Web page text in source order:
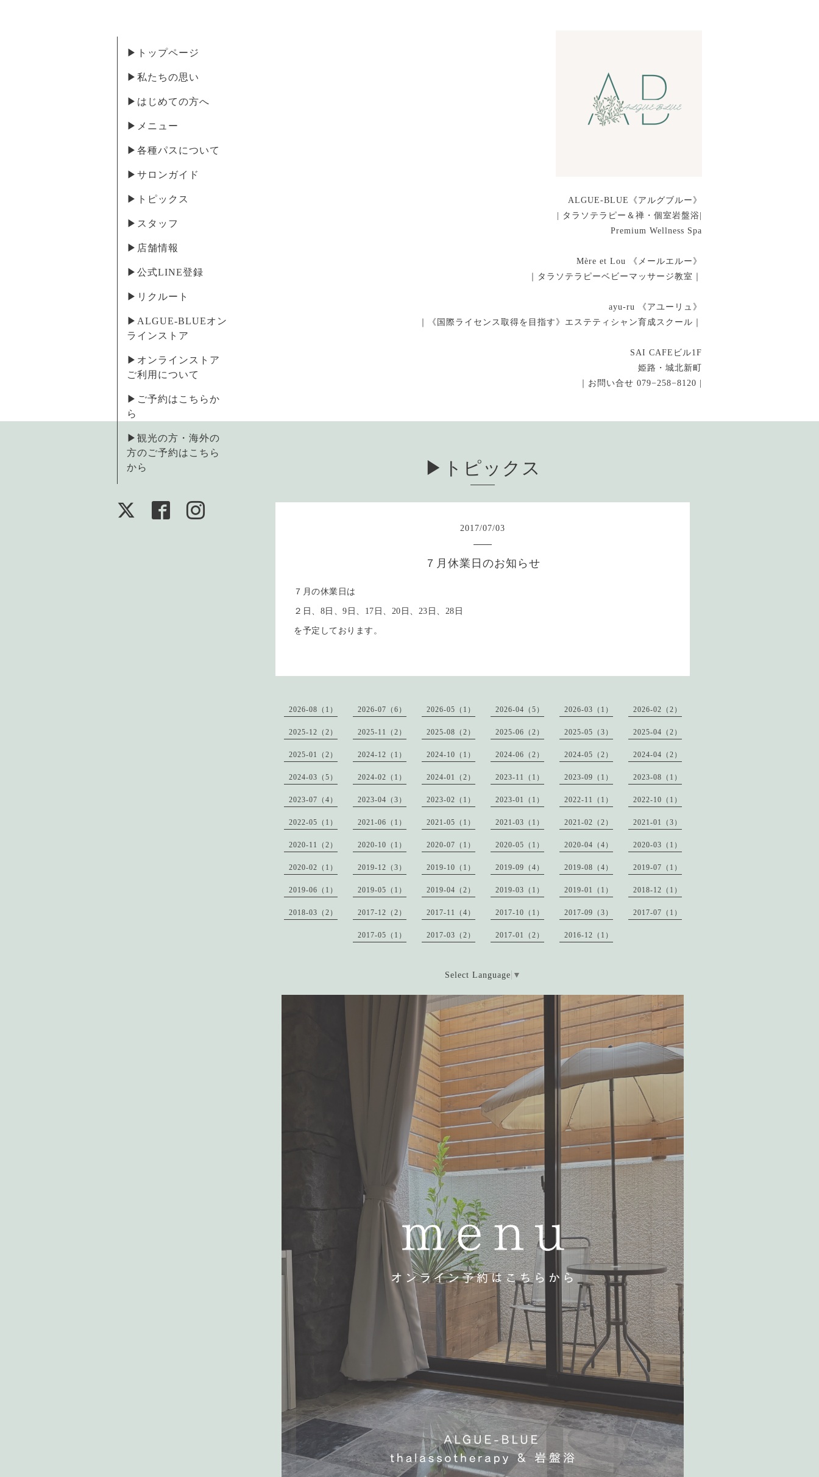
ALGUE-BLUE《アルグブルー》
| タラソテラピー＆禅・個室岩盤浴|
Premium Wellness Spa
Mère et Lou 《メールエルー》
｜タラソテラピーベビーマッサージ教室｜
ayu-ru 《アユーリュ》
｜《国際ライセンス取得を目指す》エステティシャン育成スクール｜
SAI CAFEビル1F
姫路・城北新町
｜お問い合せ 079−258−8120 |
▶︎トップページ
▶︎私たちの思い
▶︎はじめての方へ
▶︎メニュー
▶︎各種パスについて
▶︎サロンガイド
▶︎トピックス
▶︎スタッフ
▶︎店舗情報
▶︎公式LINE登録
▶︎リクルート
▶︎ALGUE-BLUEオン
ラインストア
▶︎オンラインストア
ご利用について
▶︎ご予約はこちらか
ら
▶︎観光の方・海外の
方のご予約はこちら
から
▶︎トピックス
2017/07/03
７月休業日のお知らせ
７月の休業日は
２日、8日、9日、17日、20日、23日、28日
を予定しております。
2026-08（1） 2026-07（6） 2026-05（1） 2026-04（5） 2026-03（1） 2026-02（2）
2025-12（2） 2025-11（2） 2025-08（2） 2025-06（2） 2025-05（3） 2025-04（2）
2025-01（2） 2024-12（1） 2024-10（1） 2024-06（2） 2024-05（2） 2024-04（2）
2024-03（5） 2024-02（1） 2024-01（2） 2023-11（1） 2023-09（1） 2023-08（1）
2023-07（4） 2023-04（3） 2023-02（1） 2023-01（1） 2022-11（1） 2022-10（1）
2022-05（1） 2021-06（1） 2021-05（1） 2021-03（1） 2021-02（2） 2021-01（3）
2020-11（2） 2020-10（1） 2020-07（1） 2020-05（1） 2020-04（4） 2020-03（1）
2020-02（1） 2019-12（3） 2019-10（1） 2019-09（4） 2019-08（4） 2019-07（1）
2019-06（1） 2019-05（1） 2019-04（2） 2019-03（1） 2019-01（1） 2018-12（1）
2018-03（2） 2017-12（2） 2017-11（4） 2017-10（1） 2017-09（3） 2017-07（1）
2017-05（1） 2017-03（2） 2017-01（2） 2016-12（1）
Select Language ▼